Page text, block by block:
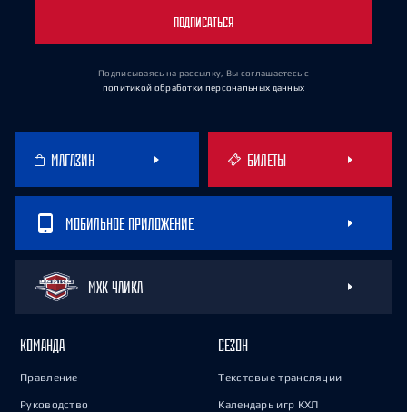
ПОДПИСАТЬСЯ
Подписываясь на рассылку, Вы соглашаетесь с
политикой обработки персональных данных
МАГАЗИН БИЛЕТЫ
МОБИЛЬНОЕ ПРИЛОЖЕНИЕ
МХК ЧАЙКА
КОМАНДА
Правление
Руководство
СЕЗОН
Текстовые трансляции
Календарь игр КХЛ